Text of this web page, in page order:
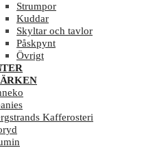
Strumpor
Kuddar
Skyltar och tavlor
Påskpynt
Övrigt
Kafferosteri